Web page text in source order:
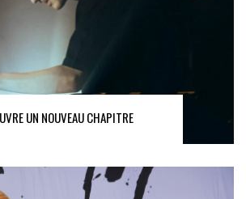
UN NOUVEAU CHAPITRE